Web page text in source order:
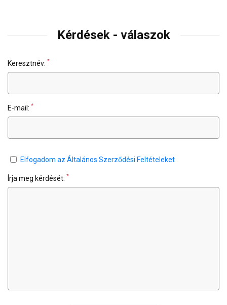
Kérdések - válaszok
Keresztnév: *
E-mail: *
Elfogadom az Általános Szerződési Feltételeket
Írja meg kérdését: *